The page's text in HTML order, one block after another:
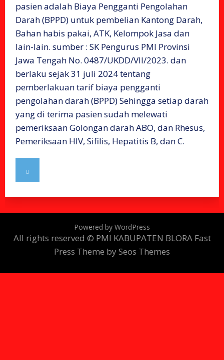
pasien adalah Biaya Pengganti Pengolahan
Darah (BPPD) untuk pembelian Kantong Darah,
Bahan habis pakai, ATK, Kelompok Jasa dan
lain-lain. sumber : SK Pengurus PMI Provinsi
Jawa Tengah No. 0487/UKDD/VII/2023. dan
berlaku sejak 31 juli 2024 tentang
pemberlakuan tarif biaya pengganti
pengolahan darah (BPPD) Sehingga setiap darah
yang di terima pasien sudah melewati
pemeriksaan Golongan darah ABO, dan Rhesus,
Pemeriksaan HIV, Sifilis, Hepatitis B, dan C.
Powered by WordPress
All rights reserved © PMI KABUPATEN BLORA Fast
Press Theme by Seos Themes